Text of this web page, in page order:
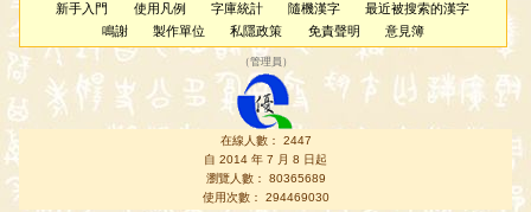
新手入門 使用凡例 字庫統計 隨機漢字
最近被搜索的漢字
鳴謝
製作單位 私隱政策 免責聲明 意見簿
（管理員 ）
在線人數： 2447
自 2014 年 7 月 8 日起
瀏覽人數： 80365689
使用次數： 294469030